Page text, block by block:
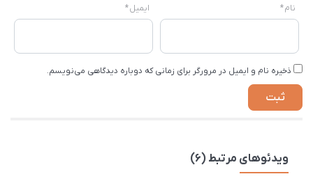
نام* ایمیل*
ذخیره نام و ایمیل در مرورگر برای زمانی که دوباره دیدگاهی می‌نویسم.
ویدئوهای مرتبط (6)